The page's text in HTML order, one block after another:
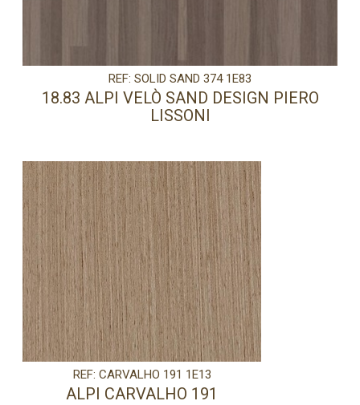
REF: SOLID SAND 374 1E83
18.83 ALPI VELÒ SAND DESIGN PIERO
LISSONI
REF: CARVALHO 191 1E13
ALPI CARVALHO 191